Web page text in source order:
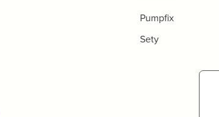
Pumpfix
Sety